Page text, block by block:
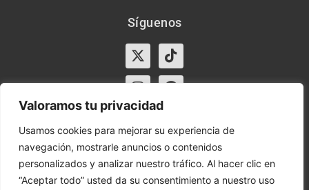
Valoramos tu privacidad
Usamos cookies para mejorar su experiencia de
navegación, mostrarle anuncios o contenidos
personalizados y analizar nuestro tráfico. Al hacer clic en
“Aceptar todo” usted da su consentimiento a nuestro uso
Síguenos
X-
twitter
Tiktok
InstagramFacebook
Horario:
Lun-Vie de 10:00-13:30 y 17:00-20:00 – Sáb de
10:00-13:30